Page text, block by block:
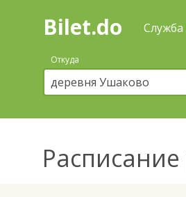
Поиск
покупка
билетов
автобус
онлайн
Bilet.do
Откуда